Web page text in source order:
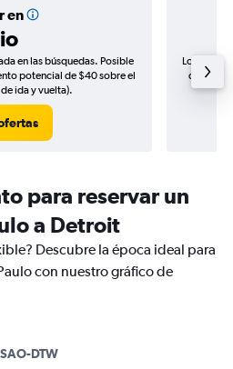
en
en las búsquedas. Posible
potencial de $40 sobre el
ida y vuelta).
Los
de
para reservar un
a Detroit
Descubre la época ideal para
con nuestro gráfico de
SAO-DTW